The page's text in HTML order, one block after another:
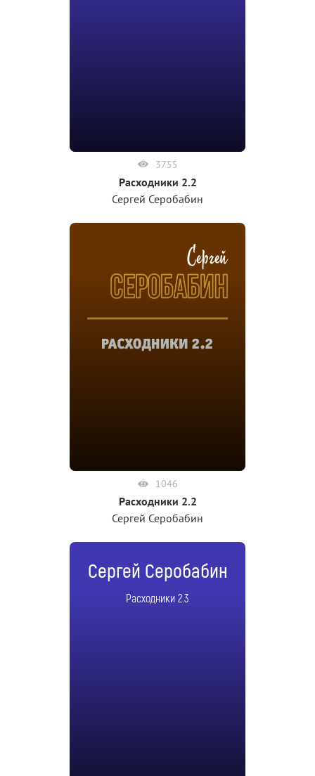
3755
Расходники 2.2
Сергей Серобабин
1046
Расходники 2.2
Сергей Серобабин
Сергей Серобабин
Расходники 2.3